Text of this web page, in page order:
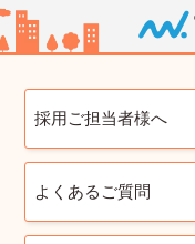
採用ご担当者様へ
よくあるご質問